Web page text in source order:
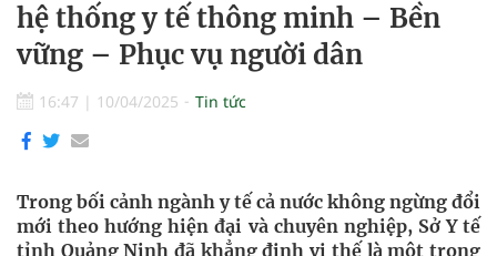
hệ thống y tế thông minh – Bền
vững – Phục vụ người dân
16:47 | 10/04/2025 Tin tức
Trong bối cảnh ngành y tế cả nước không ngừng đổi
mới theo hướng hiện đại và chuyên nghiệp, Sở Y tế
tỉnh Quảng Ninh đã khẳng định vị thế là một trong